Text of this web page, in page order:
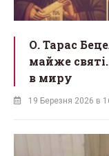
О. Тарас
майже
в миру
19 Березня 2026 в